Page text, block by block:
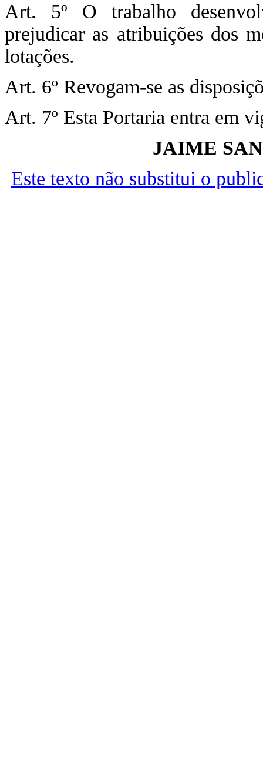
Art. 5º O trabalho
prejudicar as atribuições dos
lotações.
Art. 6º Revogam-se as
Art. 7º Esta Portaria entra em
JAIME
Este texto não substitui o